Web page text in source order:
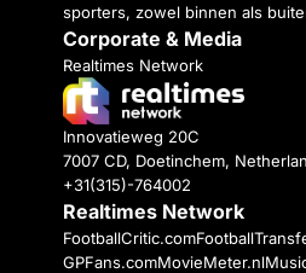
sporters, zowel binnen als
Corporate & Media
Realtimes Network
Innovatieweg 20C
7007 CD, Doetinchem,
+31(315)-764002
Realtimes Network
FootballCritic.com
GPFans.comMovieMeter.nl